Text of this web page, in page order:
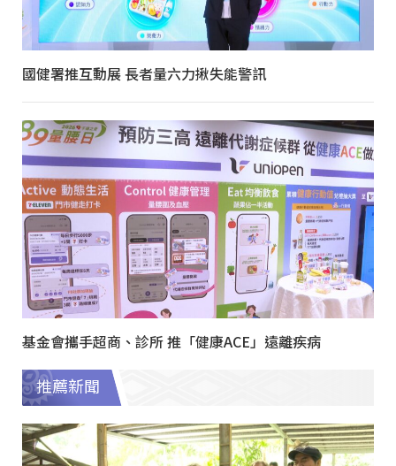
國健署推互動展 長者量六力揪失能警訊
基金會攜手超商、診所 推「健康ACE」遠離疾病
推薦新聞